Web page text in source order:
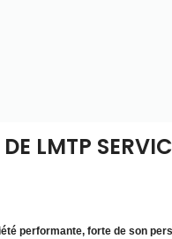
LMTP
performante, forte de son